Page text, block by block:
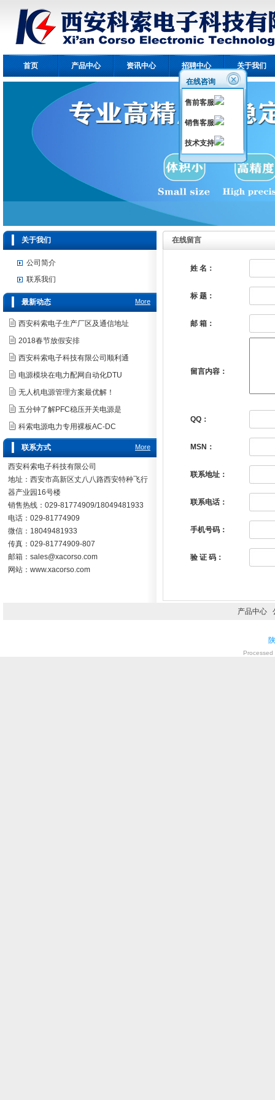
首页 产品中心 资讯中心 招聘中心 关于我们
在线留言
姓 名：
标 题：
邮 箱：
留言内容：
QQ：
MSN：
联系地址：
联系电话：
手机号码：
验 证 码：
关于我们
公司简介
联系我们
More
最新动态
西安科索电子生产厂区及通信地址
2018春节放假安排
西安科索电子科技有限公司顺利通
电源模块在电力配网自动化DTU
无人机电源管理方案最优解！
五分钟了解PFC稳压开关电源是
科索电源电力专用裸板AC-DC
More
联系方式
西安科索电子科技有限公司
地址：西安市高新区丈八八路西安特种飞行
器产业园16号楼
销售热线：029-81774909/18049481933
电话：029-81774909
微信：18049481933
传真：029-81774909-807
邮箱：sales@xacorso.com
网站：www.xacorso.com
产品中心
在线咨询
售前客服
销售客服
技术支持